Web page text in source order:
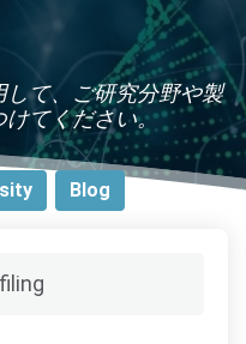
して、ご研究分野や製
けてください。
Blog